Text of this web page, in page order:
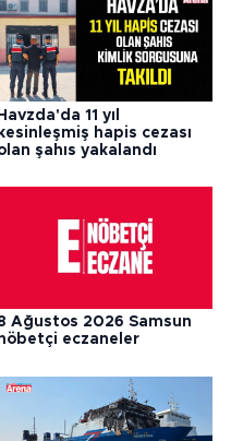
Havzda'da 11 yıl
kesinleşmiş hapis cezası
şahıs yakalandı
Ağustos 2026 Samsun
eczaneler